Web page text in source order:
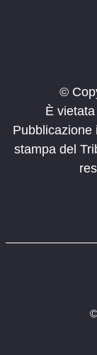
©
È
Pubblicazione
stampa del
©